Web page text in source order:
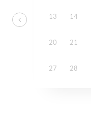
13 14
20 21
27 28